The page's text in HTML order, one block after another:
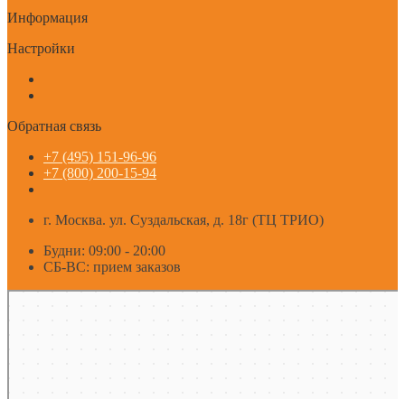
Информация
Настройки
Обратная связь
+7 (495) 151-96-96
+7 (800) 200-15-94
г. Москва. ул. Суздальская, д. 18г (ТЦ ТРИО)
Будни: 09:00 - 20:00
СБ-ВС: прием заказов